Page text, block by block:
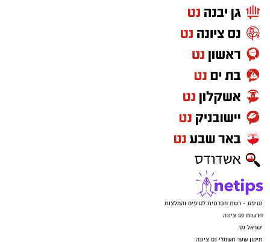
נטיפס - רשת חברתית לטיפים והמלצות
חדשות נס ציונה
ישראל נט
תיקון שער חשמלי נס ציונה